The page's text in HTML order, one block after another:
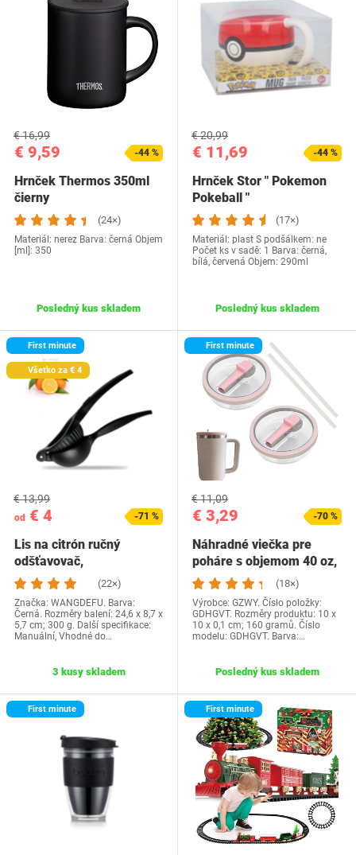
€ 9,59
€ 16,99
-44 %
Hrnček Thermos 350ml
čierny
(24×)
Materiál: nerez Barva: černá Objem
[ml]: 350
Posledný kus skladem
€ 11,69
€ 20,99
-44 %
Hrnček Stor " Pokemon
Pokeball "
(17×)
Materiál: plast S podšálkem: ne
Počet ks v sadě: 1 Barva: černá,
bílá, červená Objem: 290ml
Posledný kus skladem
First minute
Všetko za € 4
od € 4
€ 13,99
-71 %
Lis na citrón ručný
odšťavovač,
nehrdzavejúca
hliníková…
(22×)
Značka: WANGDEFU. Barva:
Černá. Rozměry balení: 24,6 x 8,7 x
5,7 cm; 300 g. Další specifikace:
Manuální, Vhodné do…
3 kusy skladem
First minute
€ 3,29
€ 11,09
-70 %
Náhradné viečka pre
poháre s objemom 40 oz,
balenie 2…
(18×)
Výrobce: GZWY. Číslo položky:
GDHGVT. Rozměry produktu: 10 x
10 x 0,1 cm; 160 gramů. Číslo
modelu: GDHGVT. Barva:…
Posledný kus skladem
First minute First minute